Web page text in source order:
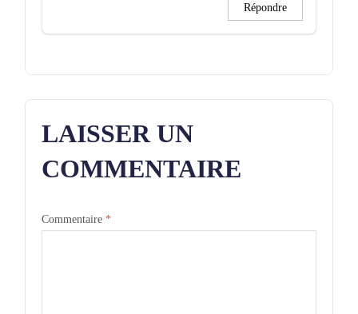
Répondre
LAISSER UN
COMMENTAIRE
Commentaire *